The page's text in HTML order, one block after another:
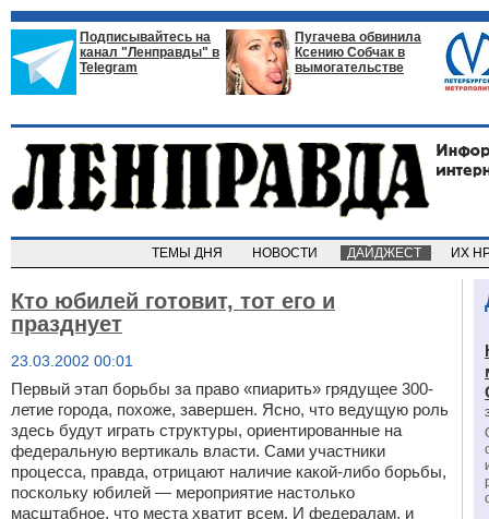
Подписывайтесь на
канал "Ленправды" в
Telegram
Пугачева обвинила
Ксению Собчак в
вымогательстве
ТЕМЫ ДНЯ НОВОСТИ ДАЙДЖЕСТ ИХ
Кто юбилей готовит, тот его и
празднует
23.03.2002 00:01
Первый этап борьбы за право «пиарить» грядущее 300-
летие города, похоже, завершен. Ясно, что ведущую роль
здесь будут играть структуры, ориентированные на
федеральную вертикаль власти. Сами участники
процесса, правда, отрицают наличие какой-либо борьбы,
поскольку юбилей — мероприятие настолько
масштабное, что места хватит всем. И федералам, и